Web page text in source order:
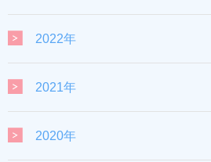
2022年
2021年
2020年